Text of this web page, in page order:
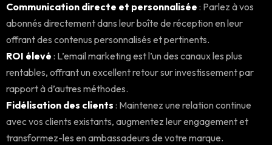
Communication directe et personnalisée : Parlez à vos
abonnés directement dans leur boîte de réception en leur
offrant des contenus personnalisés et pertinents.
ROI élevé : L’email marketing est l’un des canaux les plus
rentables, offrant un excellent retour sur investissement par
rapport à d’autres méthodes.
Fidélisation des clients : Maintenez une relation continue
avec vos clients existants, augmentez leur engagement et
transformez-les en ambassadeurs de votre marque.